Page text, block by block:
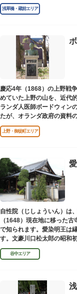
浅草橋・蔵前エリア
慶応4年（1868）の上野戦
めていた上野の山を、近代
ランダ人医師ボードウィン
たが、オランダ政府の資料
は博士の弟の像でした。
上野・御徒町エリア
自性院（じしょういん）は
（1648）現在地に移った
で知られます。愛染明王は
す。文豪川口松太郎の昭和
前にあった桂の古木にヒン
谷中エリア